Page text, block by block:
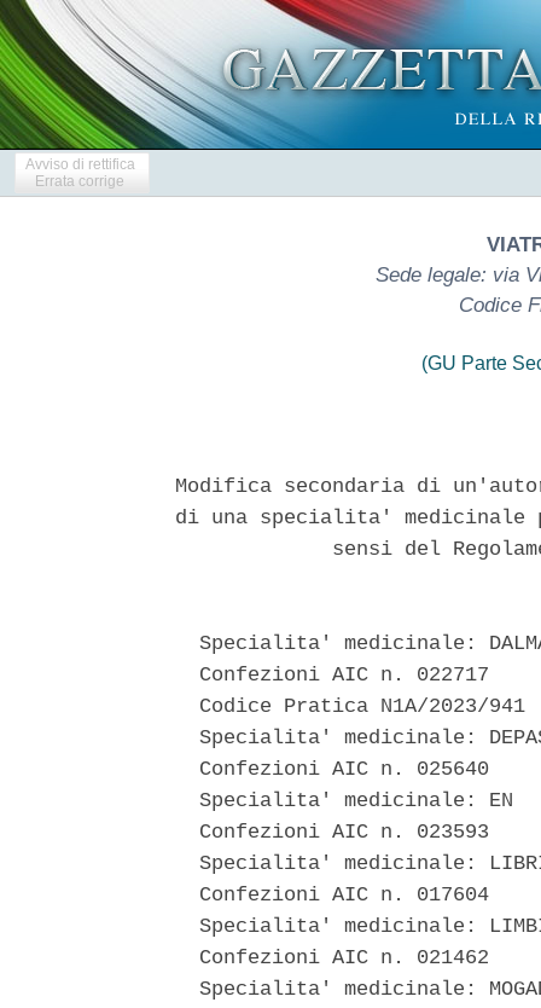
Avviso di rettifica
Errata corrige
Sede legale: via
Codice
(GU Parte
Modifica secondaria di
di una specialita' medicinale
sensi del
Specialita' medicinale:
  Confezioni AIC n. 022717
  Codice Pratica N1A/2023/941
Specialita' medicinale:
  Confezioni AIC n. 025640
  Specialita' medicinale: EN
  Confezioni AIC n. 023593
Specialita' medicinale:
  Confezioni AIC n. 017604
Specialita' medicinale:
  Confezioni AIC n. 021462
Specialita' medicinale: